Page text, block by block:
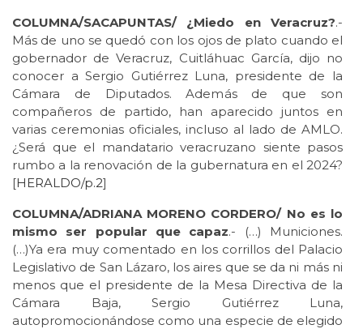
COLUMNA/SACAPUNTAS/ ¿Miedo en Veracruz?.-
Más de uno se quedó con los ojos de plato cuando el
gobernador de Veracruz, Cuitláhuac García, dijo no
conocer a Sergio Gutiérrez Luna, presidente de la
Cámara de Diputados. Además de que son
compañeros de partido, han aparecido juntos en
varias ceremonias oficiales, incluso al lado de AMLO.
¿Será que el mandatario veracruzano siente pasos
rumbo a la renovación de la gubernatura en el 2024?
[HERALDO/p.2]
COLUMNA/ADRIANA MORENO CORDERO/ No es lo
mismo ser popular que capaz.- (…) Municiones.
(…)Ya era muy comentado en los corrillos del Palacio
Legislativo de San Lázaro, los aires que se da ni más ni
menos que el presidente de la Mesa Directiva de la
Cámara Baja, Sergio Gutiérrez Luna,
autopromocionándose como una especie de elegido